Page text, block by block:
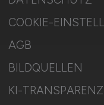
COOKIE-
AGB
BILDQUELLEN
KI-TRANSPARENZ